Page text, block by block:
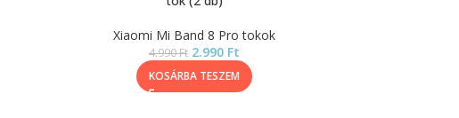
Xiaomi Mi Band 8 Pro tokok
4.990Ft 2.990 Ft
KOSÁRBA TESZEM